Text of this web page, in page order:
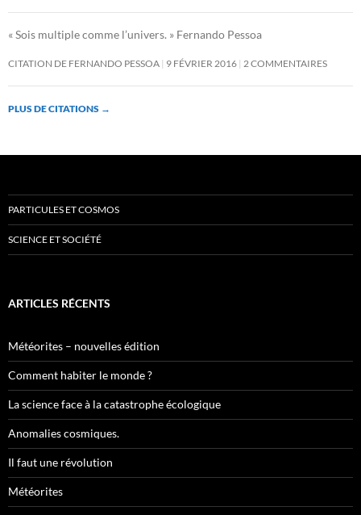
« Sois multiple comme l’univers. » Fernando Pessoa
CITATION DE FERNANDO PESSOA 9 FÉVRIER 2016 2 COMMENTAIRES
PLUS DE CITATIONS →
PARTICULES ET COSMOS
SCIENCE ET SOCIÉTÉ
ARTICLES RÉCENTS
Météorites – nouvelles édition
Comment habiter le monde ?
La science face à la catastrophe écologique
Anomalies cosmiques.
Il faut une révolution
Météorites